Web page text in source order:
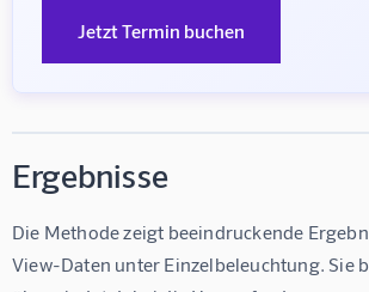
Jetzt Termin buchen
Ergebnisse
Die Methode zeigt beeindruckende
View-Daten unter Einzelbeleuchtung. Sie